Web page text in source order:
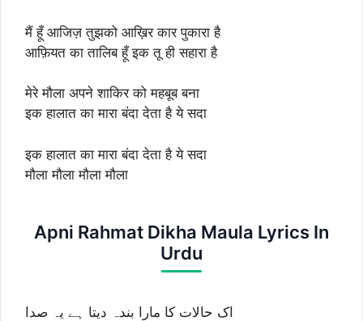
मैं हूँ आजिज़ तुझको आख़िर कार पुकारा है
आफ़ियत का तालिब हूँ इक तू ही सहारा है
मेरे मौला अपने शाकिर को महबूब बना
इक हालात का मारा बंदा देता है ये सदा
इक हालात का मारा बंदा देता है ये सदा
मौला मौला मौला मौला
Apni Rahmat Dikha Maula Lyrics In
Urdu
اک حالات کا مارا بندہ دیتا ہے یہ صدا